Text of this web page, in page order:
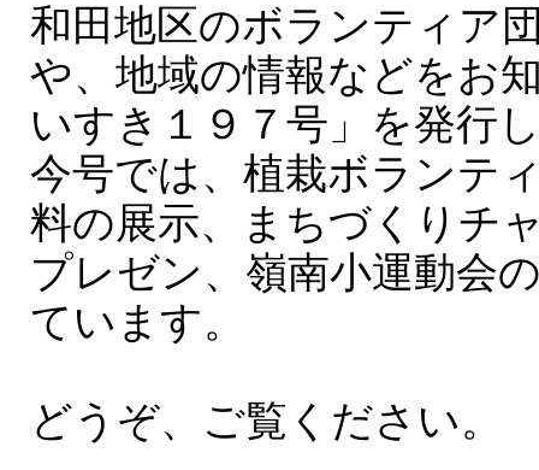
和田地区のボランティア
や、地域の情報などをお
いすき１９７号」を発行
今号では、植栽ボランテ
料の展示、まちづくりチ
プレゼン、嶺南小運動会
ています。
どうぞ、ご覧ください。